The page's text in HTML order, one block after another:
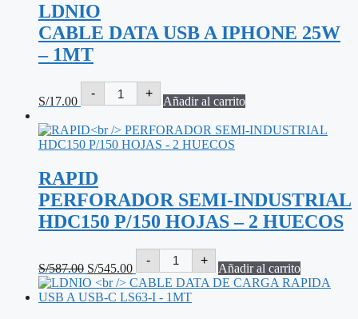
AAA,
C,
cantidad
LDNIO
CABLE DATA USB A IPHONE 25W
– 1MT
S/17.00
-
LDNIO
CABLE
USB
A
IPHONE
cantidad
+
Añadir al carrito
RAPID
PERFORADOR SEMI-INDUSTRIAL
HDC150 P/150 HOJAS – 2 HUECOS
S/587.00 precio
original
era:
S/545.00precio
actual
es:
-
RAPID
PERFORADOR
SEMI-
INDUSTRIAL
HDC150
+
Añadir al carrito